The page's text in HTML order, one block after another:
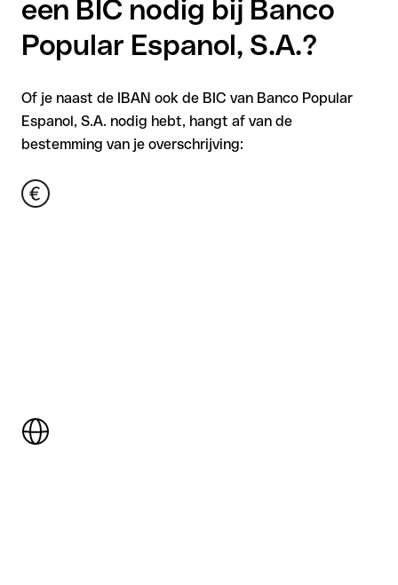
een BIC nodig bij Banco
Popular Espanol, S.A.?
Of je naast de IBAN ook de BIC van Banco Popular
Espanol, S.A. nodig hebt, hangt af van de
bestemming van je overschrijving: